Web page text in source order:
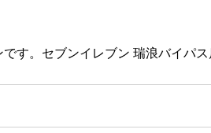
す。セブンイレブン 瑞浪バイパ